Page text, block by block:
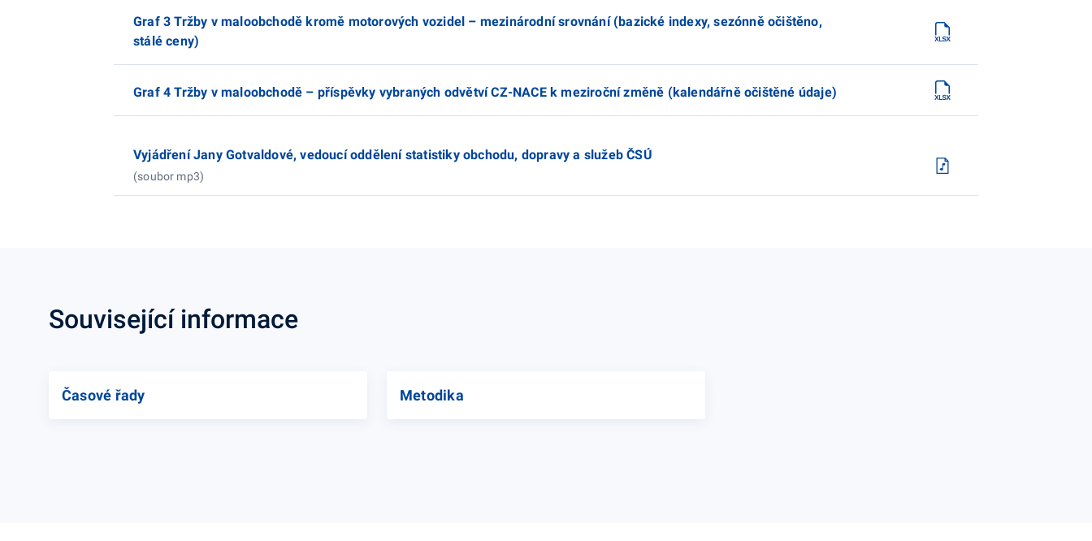
Graf 3 Tržby v maloobchodě kromě motorových vozidel – mezinárodní srovnání (bazické indexy, sezónně očištěno,
stálé ceny)
Graf 4 Tržby v maloobchodě – příspěvky vybraných odvětví CZ-NACE k meziroční změně (kalendářně očištěné údaje)
Vyjádření Jany Gotvaldové, vedoucí oddělení statistiky obchodu, dopravy a služeb ČSÚ
(soubor mp3)
Související informace
Časové řady Metodika